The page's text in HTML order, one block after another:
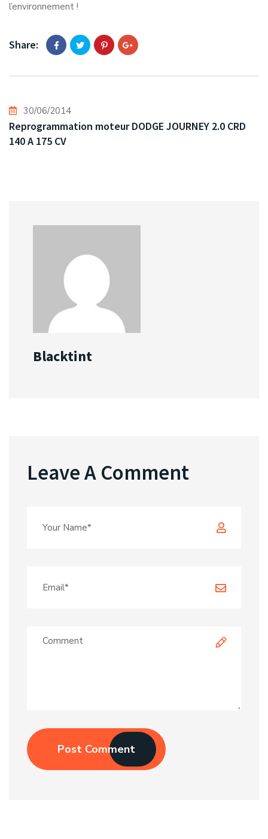
l’environnement !
Share:
30/06/2014
Reprogrammation moteur DODGE JOURNEY 2.0 CRD
140 A 175 CV
Blacktint
Leave A Comment
Post Comment